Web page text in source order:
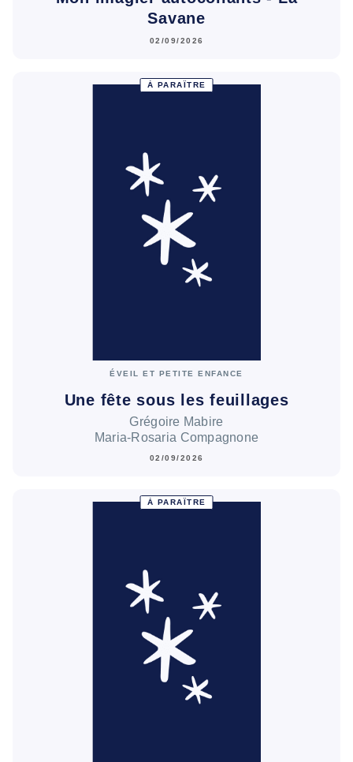
Savane
02/09/2026
À PARAÎTRE
ÉVEIL ET PETITE ENFANCE
Une fête sous les feuillages
Grégoire Mabire
Maria-Rosaria Compagnone
02/09/2026
À PARAÎTRE